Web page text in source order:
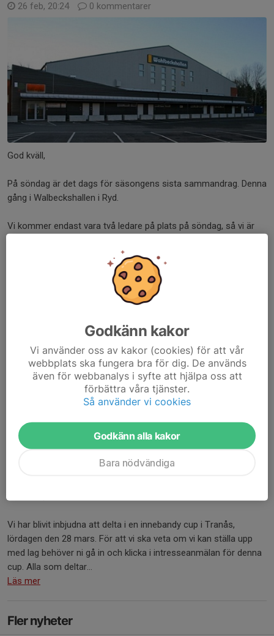
26 feb, 20:24 0 kommentarer
God kväll,
På söndag är det dags för säsongens sista sammandrag. Denna
gång i Walbeckshallen i Ryd.
Vi kommer endast vara två ledare på plats på söndag, så vi är
GIAB Concept Cup Tranås
Vi är redan nu 12 spelare som är intresserade av att spela cupen
i Tranås, vilket vi tycker är fantastiskt roligt. Jag anmälde därför
två lag till cupen igår (260207).
Det är fortsatt några som inte svarat om...
GIAB Concept Cup Tranås
Vi har blivit inbjudna att delta i en innebandy cup i Tranås,
lördagen den 28 mars. För att vi ska veta om vi kan ställa upp
med lag behöver ni gå in och klicka i intresseanmälan för denna
cup. Alla som deltar...
Läs mer
Fler nyheter
Godkänn kakor
Vi använder oss av kakor (cookies) för att vår
webbplats ska fungera bra för dig. De används
även för webbanalys i syfte att hjälpa oss att
förbättra våra tjänster.
Så använder vi cookies
Godkänn alla kakor
Bara nödvändiga